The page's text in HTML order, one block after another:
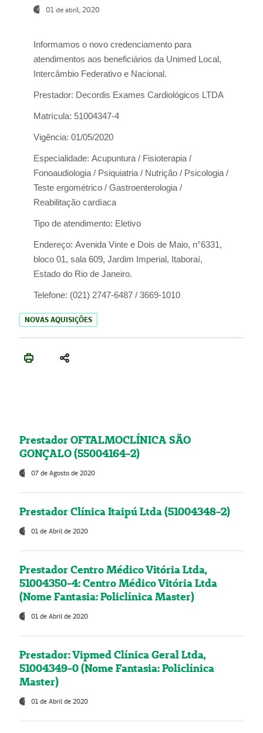
01 de abril, 2020
Informamos o novo credenciamento para
atendimentos aos beneficiários da Unimed Local,
Intercâmbio Federativo e Nacional.
Prestador: Decordis Exames Cardiológicos LTDA
Matrícula: 51004347-4
Vigência: 01/05/2020
Especialidade: Acupuntura / Fisioterapia /
Fonoaudiologia / Psiquiatria / Nutrição / Psicologia /
Teste ergométrico / Gastroenterologia /
Reabilitação cardíaca
Tipo de atendimento: Eletivo
Endereço: Avenida Vinte e Dois de Maio, n°6331,
bloco 01, sala 609, Jardim Imperial, Itaboraí,
Estado do Rio de Janeiro.
Telefone: (021) 2747-6487 / 3669-1010
NOVAS AQUISIÇÕES
Prestador OFTALMOCLÍNICA SÃO
GONÇALO (55004164-2)
07 de Agosto de 2020
Prestador Clínica Itaipú Ltda (51004348-2)
01 de Abril de 2020
Prestador Centro Médico Vitória Ltda,
51004350-4: Centro Médico Vitória Ltda
(Nome Fantasia: Policlínica Master)
01 de Abril de 2020
Prestador: Vipmed Clínica Geral Ltda,
51004349-0 (Nome Fantasia: Policlínica
Master)
01 de Abril de 2020